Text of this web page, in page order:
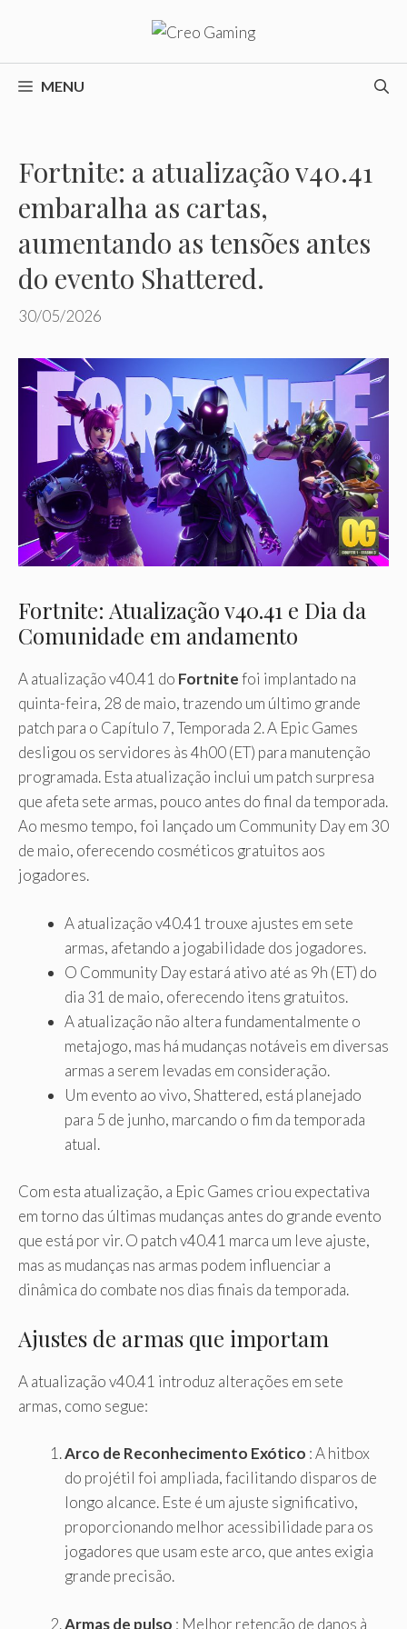
o
conteúdoMENU
Fortnite: a atualização v40.41
embaralha as cartas,
aumentando as tensões antes
do evento Shattered.
30/05/2026
Fortnite: Atualização v40.41 e Dia da
Comunidade em andamento
A atualização v40.41 do Fortnitefoi implantado na
quinta-feira, 28 de maio, trazendo um último grande
patch para o Capítulo 7, Temporada 2. A Epic Games
desligou os servidores às 4h00 (ET) para manutenção
programada. Esta atualização inclui um patch surpresa
que afeta sete armas, pouco antes do final da temporada.
Ao mesmo tempo, foi lançado um Community Day em 30
de maio, oferecendo cosméticos gratuitos aos
jogadores.
A atualização v40.41 trouxe ajustes em sete
armas, afetando a jogabilidade dos jogadores.
O Community Day estará ativo até as 9h (ET) do
dia 31 de maio, oferecendo itens gratuitos.
A atualização não altera fundamentalmente o
metajogo, mas há mudanças notáveis ​​em diversas
armas a serem levadas em consideração.
Um evento ao vivo, Shattered, está planejado
para 5 de junho, marcando o fim da temporada
atual.
Com esta atualização, a Epic Games criou expectativa
em torno das últimas mudanças antes do grande evento
que está por vir. O patch v40.41 marca um leve ajuste,
mas as mudanças nas armas podem influenciar a
dinâmica do combate nos dias finais da temporada.
Ajustes de armas que importam
A atualização v40.41 introduz alterações em sete
armas, como segue:
Arco de Reconhecimento Exótico : A hitbox
do projétil foi ampliada, facilitando disparos de
longo alcance. Este é um ajuste significativo,
proporcionando melhor acessibilidade para os
jogadores que usam este arco, que antes exigia
grande precisão.
Armas de pulso : Melhor retenção de danos à